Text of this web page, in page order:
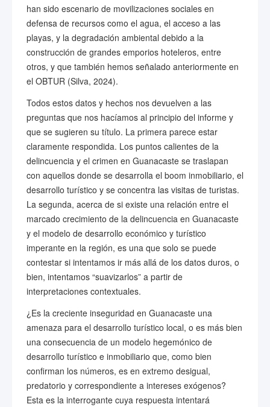
han sido escenario de movilizaciones sociales en
defensa de recursos como el agua, el acceso a las
playas, y la degradación ambiental debido a la
construcción de grandes emporios hoteleros, entre
otros, y que también hemos señalado anteriormente en
el OBTUR (Silva, 2024).
Todos estos datos y hechos nos devuelven a las
preguntas que nos hacíamos al principio del informe y
que se sugieren su título. La primera parece estar
claramente respondida. Los puntos calientes de la
delincuencia y el crimen en Guanacaste se traslapan
con aquellos donde se desarrolla el boom inmobiliario, el
desarrollo turístico y se concentra las visitas de turistas.
La segunda, acerca de si existe una relación entre el
marcado crecimiento de la delincuencia en Guanacaste
y el modelo de desarrollo económico y turístico
imperante en la región, es una que solo se puede
contestar si intentamos ir más allá de los datos duros, o
bien, intentamos “suavizarlos” a partir de
interpretaciones contextuales.
¿Es la creciente inseguridad en Guanacaste una
amenaza para el desarrollo turístico local, o es más bien
una consecuencia de un modelo hegemónico de
desarrollo turístico e inmobiliario que, como bien
confirman los números, es en extremo desigual,
predatorio y correspondiente a intereses exógenos?
Esta es la interrogante cuya respuesta intentará